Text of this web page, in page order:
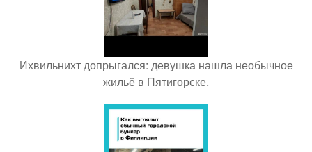
Ихвильнихт допрыгался: девушка нашла необычное
жильё в Пятигорске.